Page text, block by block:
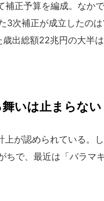
正予算を編成。なか
3次補正が成立したの
出総額22兆円の大半
いは止まらない
が認められている。
ちで、最近は「バラマ